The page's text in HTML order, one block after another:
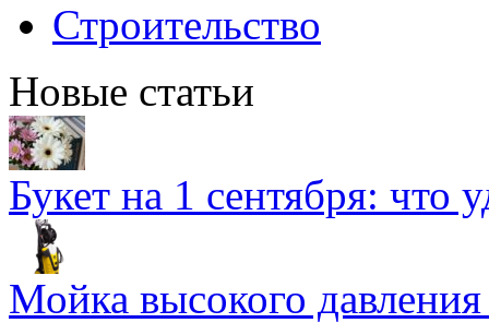
Строительство
Новые статьи
Букет на 1 сентября: что
Мойка высокого